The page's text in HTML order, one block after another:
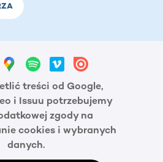
treści od Google,
i Issuu potrzebujemy
zgody na
cookies i wybranych
danych.